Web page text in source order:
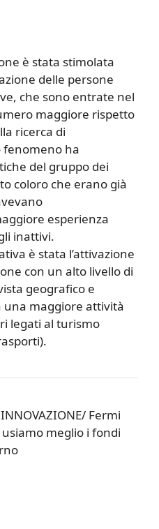
è stata stimolata
delle persone
che sono entrate nel
maggiore rispetto
ricerca di
fenomeno ha
del gruppo dei
coloro che erano già
esperienza
inattivi.
è stata l’attivazione
con un alto livello di
geografico e
una maggiore attività
legati al turismo
INNOVAZIONE/ Fermi
meglio i fondi